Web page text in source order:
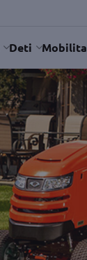
Deti Mobilita